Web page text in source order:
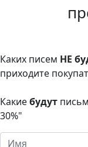
Каких писем НЕ
приходите
Какиебудут
30%"